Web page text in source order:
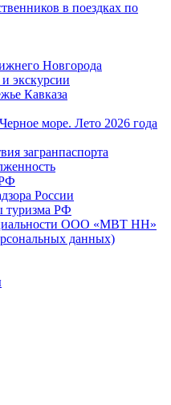
в поездках по
Новгорода
экскурсии
Кавказа
море. Лето 2026 года
загранпаспорта
России
туризма РФ
ООО «МВТ НН»
данных)